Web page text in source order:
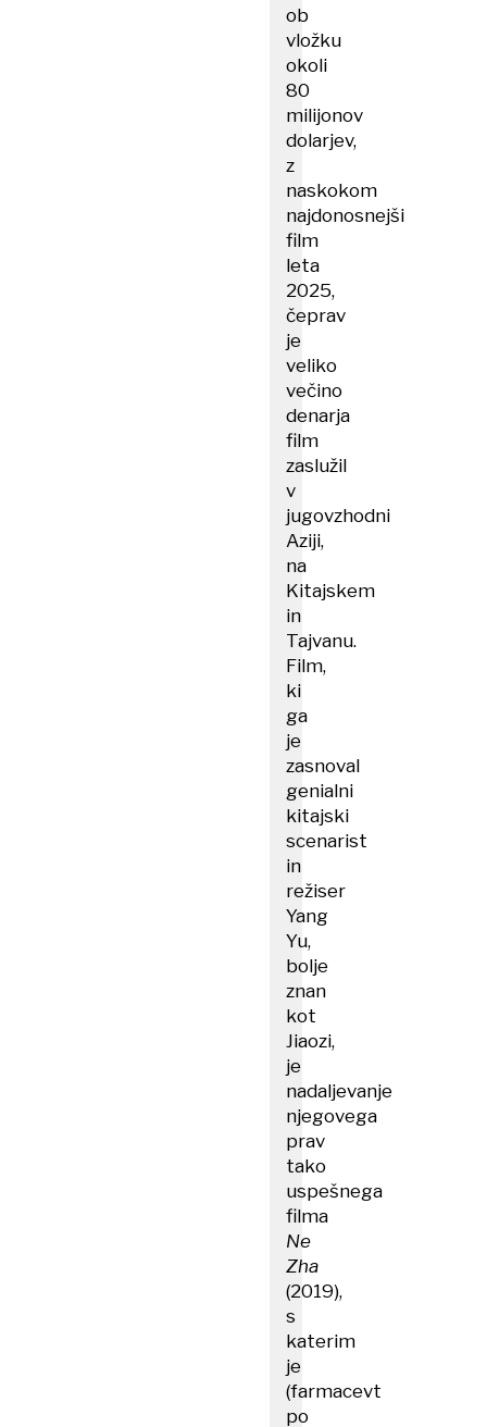
ob
vložku
okoli
80
milijonov
dolarjev,
z
naskokom
najdonosnejši
film
leta
2025,
čeprav
je
veliko
večino
denarja
film
zaslužil
v
jugovzhodni
Aziji,
na
Kitajskem
in
Tajvanu.
Film,
ki
ga
je
zasnoval
genialni
kitajski
scenarist
in
režiser
Yang
Yu,
bolje
znan
kot
Jiaozi,
je
nadaljevanje
njegovega
prav
tako
uspešnega
filma
Ne
Zha
(2019),
s
katerim
je
(farmacevt
po